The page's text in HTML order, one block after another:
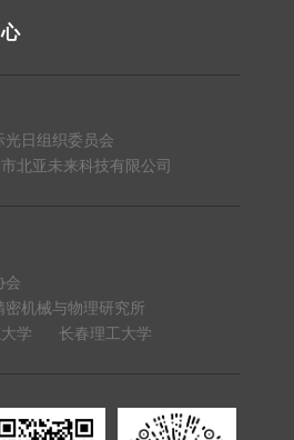
日组织委员会
北亚未来科技有限公司
会
机械与物理研究所
学 长春理工大学